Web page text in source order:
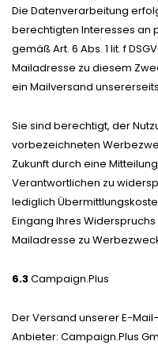
Die Datenverarbeitung
berechtigten Interesses an
gemäß Art. 6 Abs. 1 lit. f
Mailadresse zu diesem
ein Mailversand
Sie sind berechtigt, der
vorbezeichneten
Zukunft durch eine
Verantwortlichen zu
lediglich
Eingang Ihres
Mailadresse zu
6.3Campaign.Plus
Der Versand unserer E-
Anbieter: Campaign.Plus